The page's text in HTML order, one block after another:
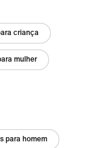
criança
mulher
para homem